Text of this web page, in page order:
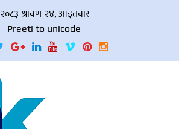
२०८३ श्रावण २४, आइतवार
Preeti to unicode